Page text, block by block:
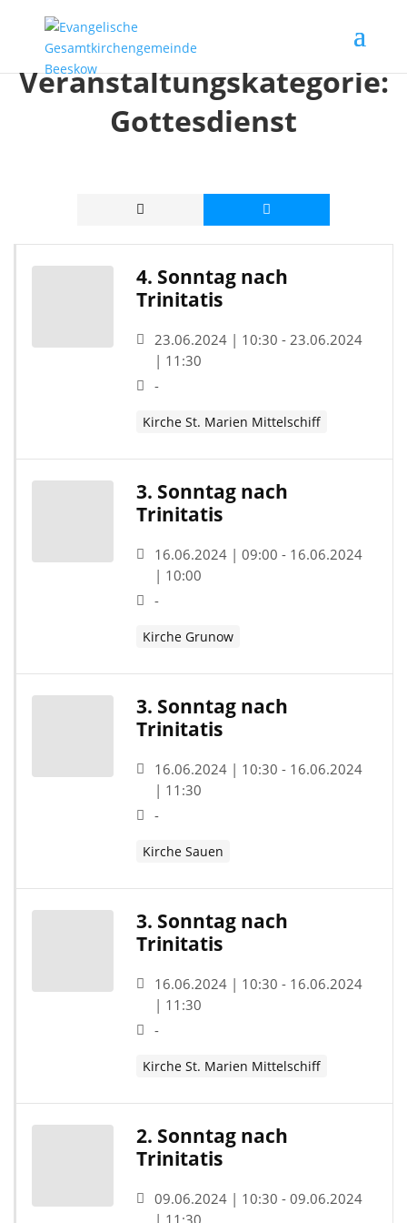
Veranstaltungskategorie:
Gottesdienst
4. Sonntag nach
Trinitatis
23.06.2024 | 10:30 - 23.06.2024
| 11:30
-
Kirche St. Marien Mittelschiff
3. Sonntag nach
Trinitatis
16.06.2024 | 09:00 - 16.06.2024
| 10:00
-
Kirche Grunow
3. Sonntag nach
Trinitatis
16.06.2024 | 10:30 - 16.06.2024
| 11:30
-
Kirche Sauen
3. Sonntag nach
Trinitatis
16.06.2024 | 10:30 - 16.06.2024
| 11:30
-
Kirche St. Marien Mittelschiff
2. Sonntag nach
Trinitatis
09.06.2024 | 10:30 - 09.06.2024
| 11:30